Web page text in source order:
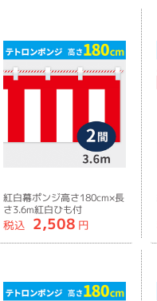
紅白幕ポンジ高さ180cm×長
さ3.6m紅白ひも付
税込 2,508 円